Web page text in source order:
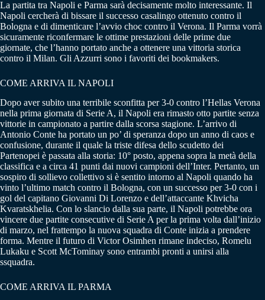
La partita tra Napoli e Parma sarà decisamente molto interessante. Il
Napoli cercherà di bissare il successo casalingo ottenuto contro il
Bologna e di dimenticare l’avvio choc contro il Verona. Il Parma vorrà
sicuramente riconfermare le ottime prestazioni delle prime due
giornate, che l’hanno portato anche a ottenere una vittoria storica
contro il Milan. Gli Azzurri sono i favoriti dei bookmakers.
COME ARRIVA IL NAPOLI
Dopo aver subito una terribile sconfitta per 3-0 contro l’Hellas Verona
nella prima giornata di Serie A, il Napoli era rimasto otto partite senza
vittorie in campionato a partire dalla scorsa stagione. L’arrivo di
Antonio Conte ha portato un po’ di speranza dopo un anno di caos e
confusione, durante il quale la triste difesa dello scudetto dei
Partenopei è passata alla storia: 10° posto, appena sopra la metà della
classifica e a circa 41 punti dai nuovi campioni dell’Inter. Pertanto, un
sospiro di sollievo collettivo si è sentito intorno al Napoli quando ha
vinto l’ultimo match contro il Bologna, con un successo per 3-0 con i
gol del capitano Giovanni Di Lorenzo e dell’attaccante Khvicha
Kvaratskhelia. Con lo slancio dalla sua parte, il Napoli potrebbe ora
vincere due partite consecutive di Serie A per la prima volta dall’inizio
di marzo, nel frattempo la nuova squadra di Conte inizia a prendere
forma. Mentre il futuro di Victor Osimhen rimane indeciso, Romelu
Lukaku e Scott McTominay sono entrambi pronti a unirsi alla
ssquadra.
COME ARRIVA IL PARMA